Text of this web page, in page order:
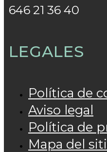
646 21 36 40
LEGALES
Política de
Aviso legal
Política de
Mapa del